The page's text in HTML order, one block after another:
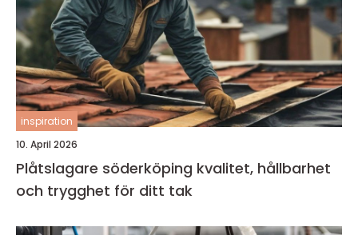
inspiration
10. April 2026
Plåtslagare söderköping kvalitet, hållbarhet
och trygghet för ditt tak